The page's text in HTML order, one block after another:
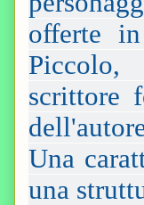
offerte
scrittore
Una
una